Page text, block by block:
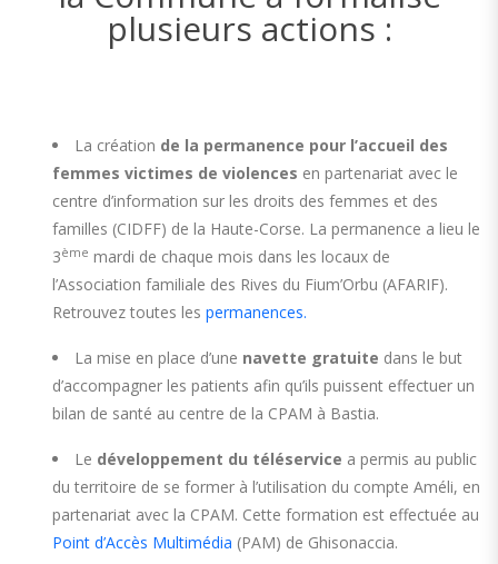
plusieurs actions :
La création de la permanence pour l’accueil des
femmes victimes de violences en partenariat avec le
centre d’information sur les droits des femmes et des
familles (CIDFF) de la Haute-Corse. La permanence a lieu le
3ème mardi de chaque mois dans les locaux de
l’Association familiale des Rives du Fium’Orbu (AFARIF).
Retrouvez toutes les permanences.
La mise en place d’une navette gratuite dans le but
d’accompagner les patients afin qu’ils puissent effectuer un
bilan de santé au centre de la CPAM à Bastia.
Le développement du téléservice a permis au public
du territoire de se former à l’utilisation du compte Améli, en
partenariat avec la CPAM. Cette formation est effectuée au
Point d’Accès Multimédia (PAM) de Ghisonaccia.